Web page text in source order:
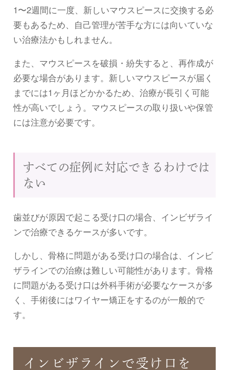
1〜2週間に一度、新しいマウスピースに交換する必
要もあるため、自己管理が苦手な方には向いていな
い治療法かもしれません。
また、マウスピースを破損・紛失すると、再作成が
必要な場合があります。新しいマウスピースが届く
までには1ヶ月ほどかかるため、治療が長引く可能
性が高いでしょう。マウスピースの取り扱いや保管
には注意が必要です。
すべての症例に対応できるわけでは
ない
歯並びが原因で起こる受け口の場合、インビザライ
ンで治療できるケースが多いです。
しかし、骨格に問題がある受け口の場合は、インビ
ザラインでの治療は難しい可能性があります。骨格
に問題がある受け口は外科手術が必要なケースが多
く、手術後にはワイヤー矯正をするのが一般的で
す。
インビザラインで受け口を